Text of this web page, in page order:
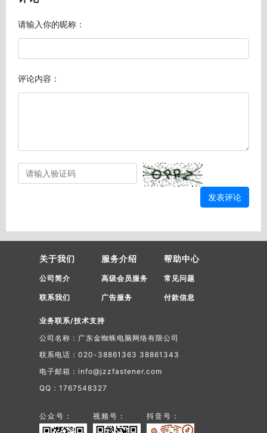
请输入你的昵称：
评论内容：
发表评论
关于我们
公司简介
联系我们
服务介绍
高级会员服务
广告服务
帮助中心
常见问题
付款信息
业务联系/技术支持
公司名称：广东金蜘蛛电脑网络有限公司
联系电话：020-38861363 38861343
电子邮箱：info@jzzfastener.com
QQ：1767548327
公众号： 视频号： 抖音号：